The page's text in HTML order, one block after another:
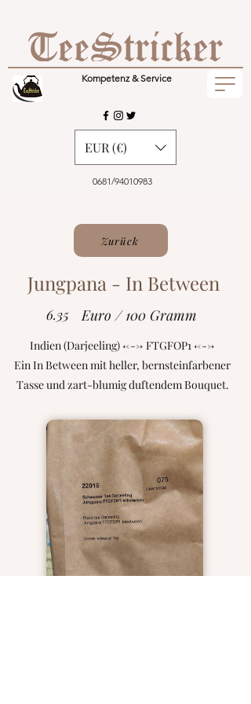
Kompetenz & Service
0681/94010983
EUR (€)
Zurück
Jungpana - In Between
6.35 Euro / 100 Gramm
Indien (Darjeeling) <---> FTGFOP1 <--->
Ein In Between mit heller, bernsteinfarbener
Tasse und zart-blumig duftendem Bouquet.